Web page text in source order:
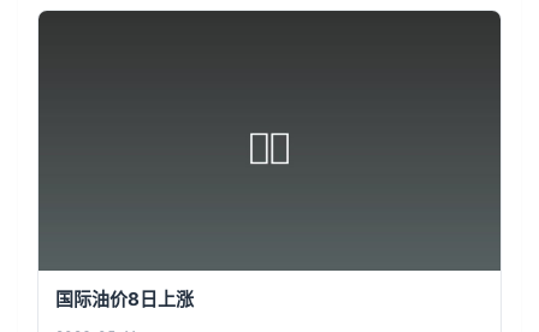
国际油价8日上涨